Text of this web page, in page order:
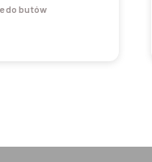
do butów